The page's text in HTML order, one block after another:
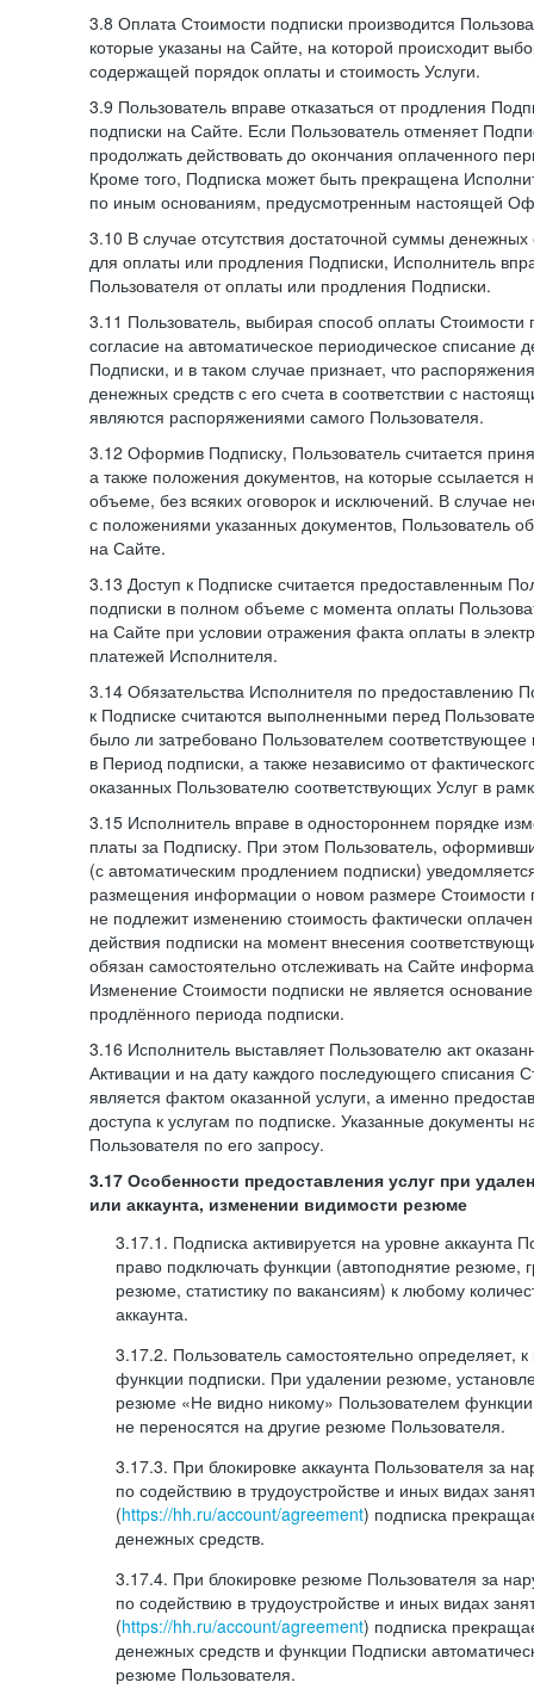
3.8 Оплата Стоимости подписки производится
которые указаны на Сайте, на которой происходит
содержащей порядок оплаты и стоимость Услуги.
3.9 Пользователь вправе отказаться от продления
подписки на Сайте. Если Пользователь отменяет
продолжать действовать до окончания оплаченного
Кроме того, Подписка может быть прекращена
по иным основаниям, предусмотренным настоящей
3.10 В случае отсутствия достаточной суммы денежных
для оплаты или продления Подписки, Исполнитель
Пользователя от оплаты или продления Подписки.
3.11 Пользователь, выбирая способ оплаты Стоимости
согласие на автоматическое периодическое списание
Подписки, и в таком случае признает, что
денежных средств с его счета в соответствии с
являются распоряжениями самого Пользователя.
3.12 Оформив Подписку, Пользователь считается
а также положения документов, на которые
объеме, без всяких оговорок и исключений. В случае
с положениями указанных документов, Пользователь
на Сайте.
3.13 Доступ к Подписке считается предоставленным
подписки в полном объеме с момента оплаты
на Сайте при условии отражения факта оплаты в
платежей Исполнителя.
3.14 Обязательства Исполнителя по предоставлению
к Подписке считаются выполненными перед
было ли затребовано Пользователем
в Период подписки, а также независимо от
оказанных Пользователю соответствующих Услуг в
3.15 Исполнитель вправе в одностороннем порядке
платы за Подписку. При этом Пользователь,
(с автоматическим продлением подписки)
размещения информации о новом размере Стоимости
не подлежит изменению стоимость фактически
действия подписки на момент внесения
обязан самостоятельно отслеживать на Сайте
Изменение Стоимости подписки не является
продлённого периода подписки.
3.16 Исполнитель выставляет Пользователю акт
Активации и на дату каждого последующего списания
является фактом оказанной услуги, а именно
доступа к услугам по подписке. Указанные документы
Пользователя по его запросу.
3.17 Особенности предоставления услуг при
или аккаунта, изменении видимости резюме
3.17.1. Подписка активируется на уровне аккаунта
право подключать функции (автоподнятие резюме,
резюме, статистику по вакансиям) к любому
аккаунта.
3.17.2. Пользователь самостоятельно определяет,
функции подписки. При удалении резюме,
резюме «Не видно никому» Пользователем функции
не переносятся на другие резюме Пользователя.
3.17.3. При блокировке аккаунта Пользователя за
по содействию в трудоустройстве и иных видах
(https://hh.ru/account/agreement) подписка
денежных средств.
3.17.4. При блокировке резюме Пользователя за
по содействию в трудоустройстве и иных видах
(https://hh.ru/account/agreement) подписка
денежных средств и функции Подписки
резюме Пользователя.